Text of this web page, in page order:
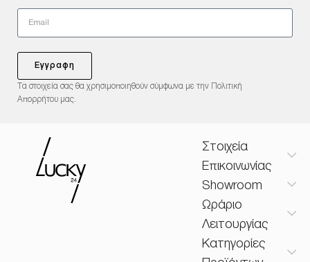
Εγγραφη
Τα στοιχεία σας θα χρησιμοποιηθούν σύμφωνα με την Πολιτική
Απορρήτου μας.
Στοιχεία
Επικοινωνίας
Showroom
Ωράριο
Λειτουργίας
Κατηγορίες